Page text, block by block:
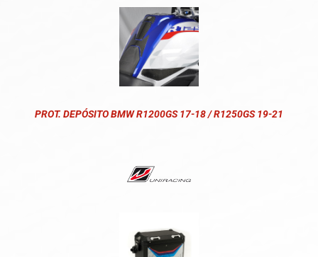
PROT. DEPÓSITO BMW R1200GS 17-18 / R1250GS 19-21